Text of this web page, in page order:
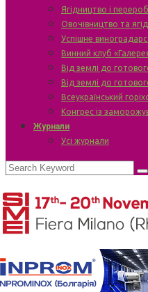
Ягідництво і
Овочівництво та
Успішне
Винний клуб
Від землі до
Від землі до
Всеукраїнський
Конгрес із
Журнали
Усі журнали